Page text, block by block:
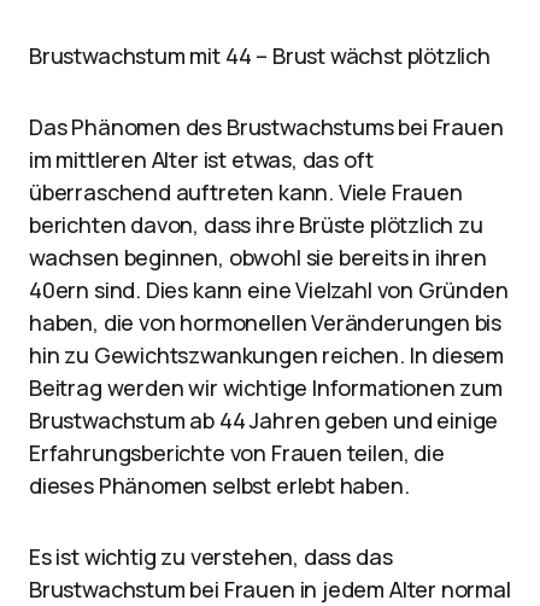
Brustwachstum mit 44 – Brust wächst plötzlich
Das Phänomen des Brustwachstums bei Frauen
im mittleren Alter ist etwas, das oft
überraschend auftreten kann. Viele Frauen
berichten davon, dass ihre Brüste plötzlich zu
wachsen beginnen, obwohl sie bereits in ihren
40ern sind. Dies kann eine Vielzahl von Gründen
haben, die von hormonellen Veränderungen bis
hin zu Gewichtszwankungen reichen. In diesem
Beitrag werden wir wichtige Informationen zum
Brustwachstum ab 44 Jahren geben und einige
Erfahrungsberichte von Frauen teilen, die
dieses Phänomen selbst erlebt haben.
Es ist wichtig zu verstehen, dass das
Brustwachstum bei Frauen in jedem Alter normal